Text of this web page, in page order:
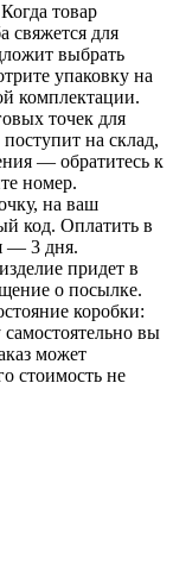
товар
свяжется для
выбрать
упаковку на
комплектации.
точек для
на склад,
— обратитесь к
номер.
на ваш
код. Оплатить в
— 3 дня.
придет в
о посылке.
коробки:
вы
может
стоимость не